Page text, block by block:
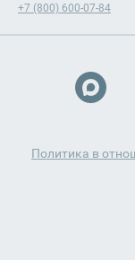
+7 (800) 600-07-84
Политика в